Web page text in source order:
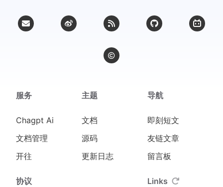
服务
Chagpt Ai
文档管理
开往
主题
文档
源码
更新日志
导航
即刻短文
友链文章
留言板
协议 Links